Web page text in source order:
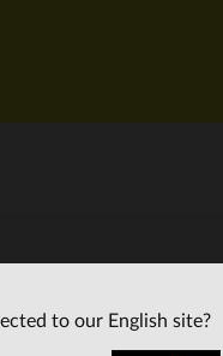
to our English site?